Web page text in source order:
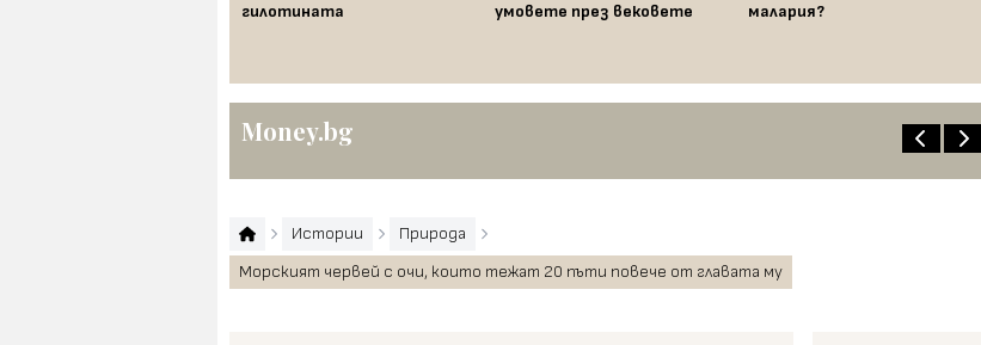
гилотината
умовете през вековете
малария?
Money.bg
Истории
Природа
Морският червей с очи, които тежат 20 пъти повече от главата му